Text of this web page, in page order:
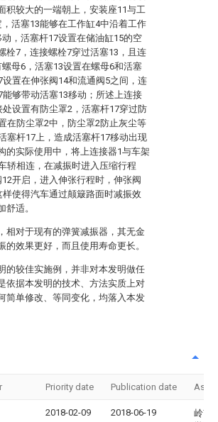
积较大的一端朝上，安装座11与工
活塞13能够在工作缸4中沿着工作
，活塞杆17设置在储油缸15的空
栓7，连接螺栓7穿过活塞13，且连
母6，活塞13设置在螺母6和活塞
置在伸张阀14和流通阀5之间，连
够带动活塞13移动；所述上连接
设置有防尘罩2，活塞杆17穿过防
在防尘罩2中，防尘罩2防止灰尘等
塞杆17上，造成活塞杆17移动出现
的实际使用中，将上连接器1与车架
轿相连，在减振时进入压缩行程
开启，进入伸张行程时，伸张阀
使得汽车通过颠簸路面时减振效
舒适。
相对于现有的弹簧减振器，其无金
的效果更好，而且使用寿命更长。
的较佳实施例，并非对本发明做任
依据本发明的技术、方法实质上对
简单修改、等同变化，均落入本发
Priority date Publication date
2018-02-09 2018-06-19
岭南